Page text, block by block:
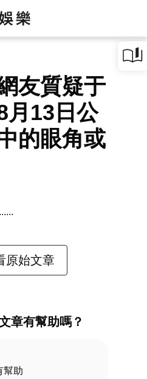
友質疑于
月13日公
的眼角或
原始文章
章有幫助嗎？
幫助